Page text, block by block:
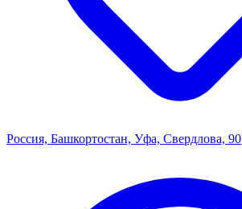
Россия, Башкортостан, Уфа, Свердлова, 90